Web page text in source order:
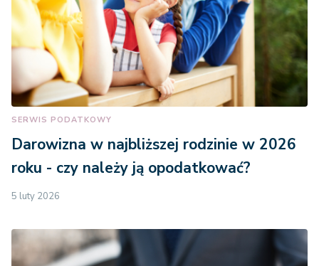
SERWIS PODATKOWY
Darowizna w najbliższej rodzinie w 2026
roku - czy należy ją opodatkować?
5 luty 2026